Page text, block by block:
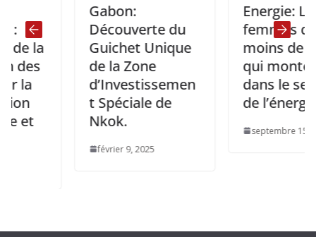
la
Gabon:
Découverte du
Guichet Unique
de la Zone
d’Investissemen
t Spéciale de
Nkok.
février 9, 2025
Energie: Les 20
femmes de
moins de 40
qui montent
dans le secteur
de l’énergie.
septembre 15, 2025